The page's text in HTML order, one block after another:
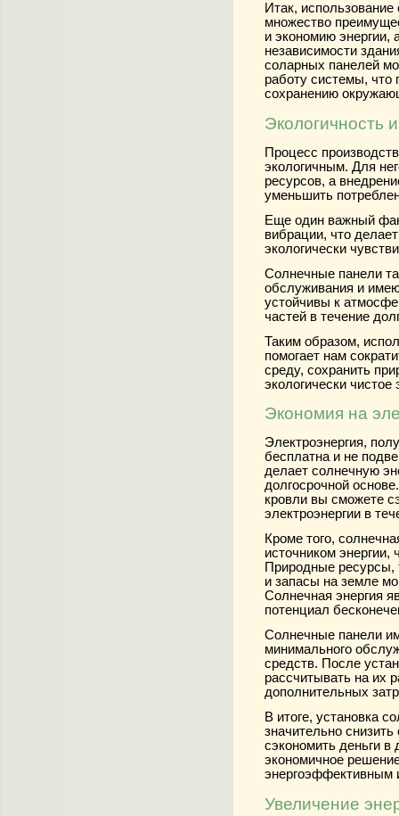
Итак,
множество
и экономию энергии,
независимости
соларных панелей
работу системы, что
сохранению
Экологичность
Процесс
экологичным. Для
ресурсов, а
уменьшить
Еще один важный
вибрации, что
экологически
Солнечные панели
обслуживания и
устойчивы к
частей в течение
Таким образом,
помогает нам
среду, сохранить
экологически
Экономия на
Электроэнергия,
бесплатна и не
делает солнечную
долгосрочной
кровли вы сможете
электроэнергии в
Кроме того,
источником энергии,
Природные ресурсы,
и запасы на земле
Солнечная энергия
потенциал
Солнечные панели
минимального
средств. После
рассчитывать на их
дополнительных
В итоге, установка
значительно
сэкономить деньги в
экономичное
энергоэффективным
Увеличение